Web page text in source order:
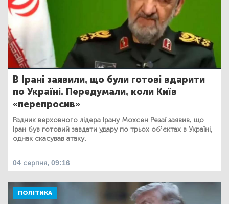
В Ірані заявили, що були готові вдарити
по Україні. Передумали, коли Київ
«перепросив»
Радник верховного лідера Ірану Мохсен Резаї заявив, що
Іран був готовий завдати удару по трьох об’єктах в Україні,
однак скасував атаку.
04 серпня, 09:16
ПОЛІТИКА